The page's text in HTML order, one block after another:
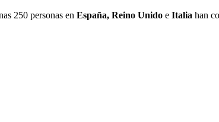
250 personas en España, Reino Unido e Italia han